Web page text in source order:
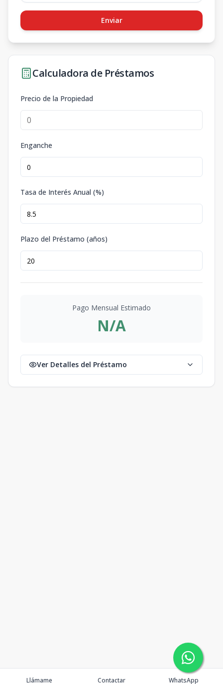
Enviar
Calculadora de Préstamos
Precio de la Propiedad
Enganche
Tasa de Interés Anual (%)
Plazo del Préstamo (años)
Pago Mensual Estimado
N/A
Ver Detalles del Préstamo
Llámame Contactar WhatsApp